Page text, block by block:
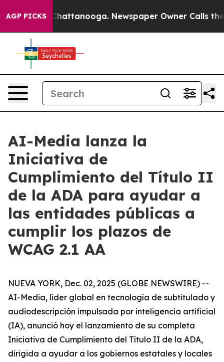
AGP PICKS
in Chattanooga. Newspaper Owner Calls the
AI-Media lanza la
Iniciativa de
Cumplimiento del Título II
de la ADA para ayudar a
las entidades públicas a
cumplir los plazos de
WCAG 2.1 AA
NUEVA YORK, Dec. 02, 2025 (GLOBE NEWSWIRE) --
AI-Media, líder global en tecnología de subtitulado y
audiodescripción impulsada por inteligencia artificial
(IA), anunció hoy el lanzamiento de su completa
Iniciativa de Cumplimiento del Título II de la ADA,
dirigida a ayudar a los gobiernos estatales y locales